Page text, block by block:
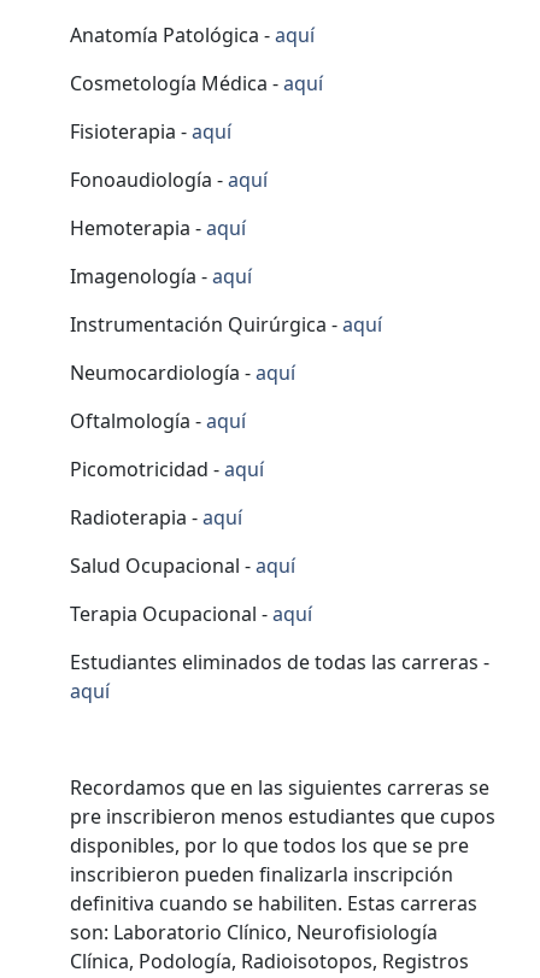
Anatomía Patológica -aquí
Cosmetología Médica -aquí
Fisioterapia -aquí
Fonoaudiología -aquí
Hemoterapia -aquí
Imagenología -aquí
Instrumentación Quirúrgica -aquí
Neumocardiología -aquí
Oftalmología -aquí
Picomotricidad -aquí
Radioterapia -aquí
Salud Ocupacional -aquí
Terapia Ocupacional -aquí
Estudiantes eliminados de todas las carreras -
aquí
Recordamos que en las siguientes carreras se
pre inscribieron menos estudiantes que cupos
disponibles, por lo que todos los que se pre
inscribieron pueden finalizarla inscripción
definitiva cuando se habiliten. Estas carreras
son: Laboratorio Clínico, Neurofisiología
Clínica, Podología, Radioisotopos, Registros